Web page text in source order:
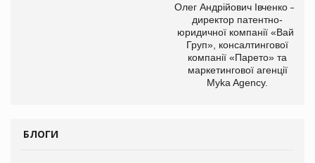
Олег Андрійович Івченко —
директор патентно-
юридичної компанії «Вайз
Груп», консалтингової
компанії «Парето» та
маркетингової агенції
Myka Agency.
БЛОГИ